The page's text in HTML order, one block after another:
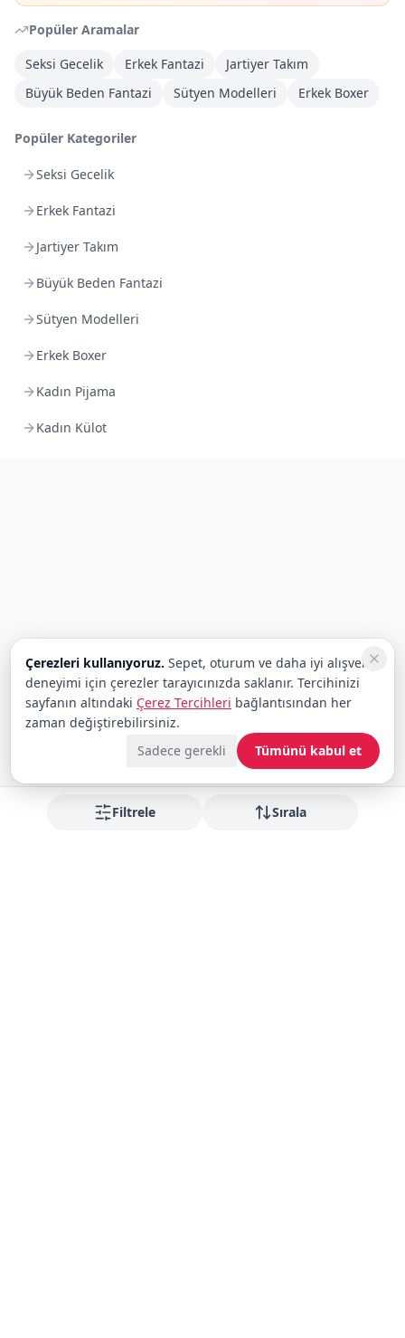
Popüler Aramalar
Seksi Gecelik
Erkek Fantazi
Jartiyer Takım
Büyük Beden Fantazi
Sütyen Modelleri Erkek Boxer
Popüler Kategoriler
Seksi Gecelik
Erkek Fantazi
Jartiyer Takım
Büyük Beden Fantazi
Sütyen Modelleri
Erkek Boxer
Kadın Pijama
Kadın Külot
Filtrele Sırala
Çerezleri kullanıyoruz. Sepet, oturum ve daha iyi alışveriş
deneyimi için çerezler tarayıcınızda saklanır. Tercihinizi
sayfanın altındaki Çerez Tercihleri bağlantısından her
zaman değiştirebilirsiniz.
Sadece gerekli
Tümünü kabul et